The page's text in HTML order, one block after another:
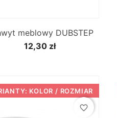
meblowy DUBSTEP
12,30 zł
KOLOR / ROZMIAR
favorite_border